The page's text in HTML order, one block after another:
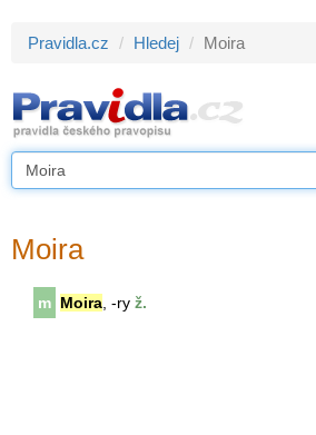
Pravidla.cz Hledej Moira
Moira
m Moira , -ry ž.